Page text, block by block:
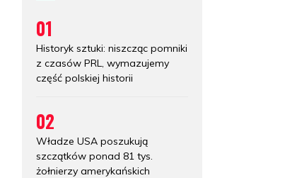
01
Historyk sztuki: niszcząc pomniki
z czasów PRL, wymazujemy
część polskiej historii
02
Władze USA poszukują
szczątków ponad 81 tys.
żołnierzy amerykańskich